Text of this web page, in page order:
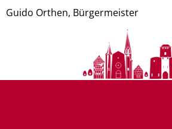
Guido Orthen, Bürgermeister